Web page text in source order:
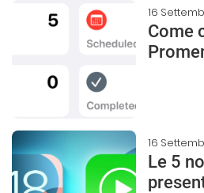
16
Come
16
Le 5